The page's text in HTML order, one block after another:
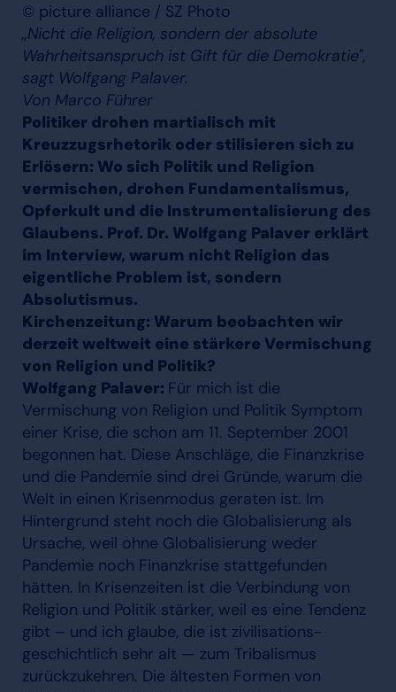
© picture alliance / SZ Photo
„Nicht die Religion, sondern der absolute
Wahrheitsanspruch ist Gift für die Demokratie",
sagt Wolfgang Palaver.
Von Marco Führer
Politiker drohen martialisch mit
Kreuzzugsrhetorik oder stilisieren sich zu
Erlösern: Wo sich Politik und Religion
vermischen, drohen Fundamentalismus,
Opferkult und die Instrumentalisierung des
Glaubens. Prof. Dr. Wolfgang Palaver erklärt
im Interview, warum nicht Religion das
eigentliche Problem ist, sondern
Absolutismus.
Kirchenzeitung: Warum beobachten wir
derzeit weltweit eine stärkere Vermischung
von Religion und Politik?
Wolfgang Palaver: Für mich ist die
Vermischung von Religion und Politik Symptom
einer Krise, die schon am 11. September 2001
begonnen hat. Diese Anschläge, die Finanzkrise
und die Pandemie sind drei Gründe, warum die
Welt in einen Krisenmodus geraten ist. Im
Hintergrund steht noch die Globalisierung als
Ursache, weil ohne Globalisierung weder
Pandemie noch Finanzkrise stattgefunden
hätten. In Krisenzeiten ist die Verbindung von
Religion und Politik stärker, weil es eine Tendenz
gibt – und ich glaube, die ist zivilisations-
geschichtlich sehr alt — zum Tribalismus
zurückzukehren. Die ältesten Formen von